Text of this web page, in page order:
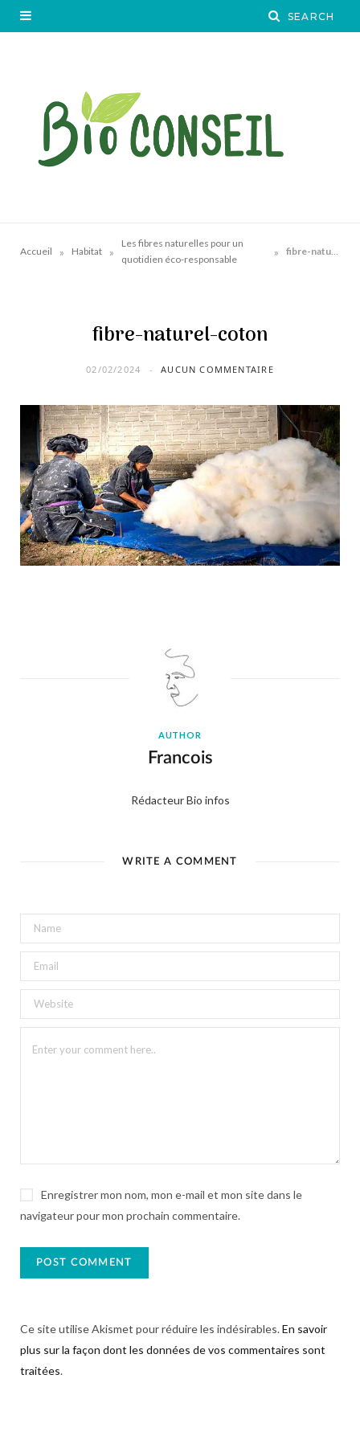
Accueil » Habitat »
Les fibres naturelles pour un
quotidien éco-responsable
» fibre-naturel-coton
fibre-naturel-coton
02/02/2024 AUCUN COMMENTAIRE
AUTHOR
Francois
Rédacteur Bio infos
WRITE A COMMENT
Enregistrer mon nom, mon e-mail et mon site dans le
navigateur pour mon prochain commentaire.
Ce site utilise Akismet pour réduire les indésirables.En savoir
plus sur la façon dont les données de vos commentaires sont
traitées.